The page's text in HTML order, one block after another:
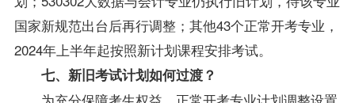
国家新规范出台后再行调整；其他43个正常开考专业，
2024年上半年起按照新计划课程安排考试。
七、新旧考试计划如何过渡？